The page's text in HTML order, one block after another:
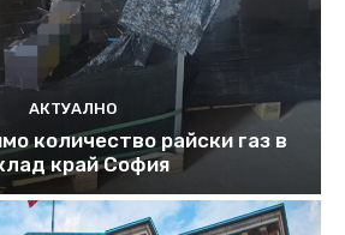
АКТУАЛНО
количество райски газ в
край София